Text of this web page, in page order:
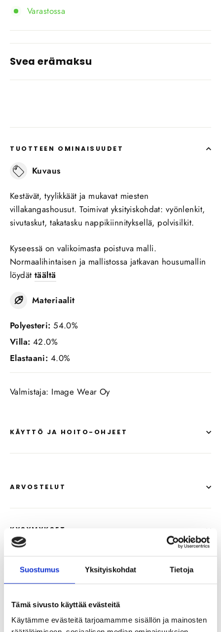
Suostumus Yksityiskohdat Tietoja
Tämä sivusto käyttää evästeitä
Käytämme evästeitä tarjoamamme sisällön ja mainosten
Varastossa
Svea erämaksu
TUOTTEEN OMINAISUUDET
Kuvaus
Kestävät, tyylikkäät ja mukavat miesten
villakangashousut. Toimivat yksityiskohdat: vyönlenkit,
sivutaskut, takatasku nappikiinnityksellä, polvisilkit.
Kyseessä on valikoimasta poistuva malli.
Normaalihintaisen ja mallistossa jatkavan housumallin
löydät täältä
Materiaalit
Polyesteri:54.0%
Villa: 42.0%
Elastaani: 4.0%
Valmistaja: Image Wear Oy
KÄYTTÖ JA HOITO-OHJEET
ARVOSTELUT
KYSYMYKSET
Suosittelemme
25%